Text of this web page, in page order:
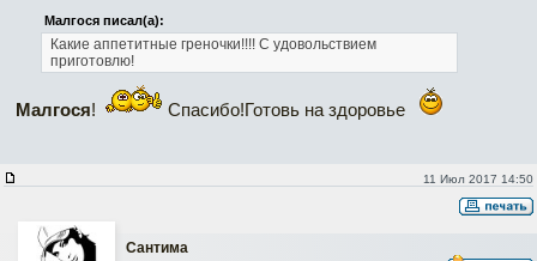
Малгося писал(а):
Какие аппетитные греночки!!!! С удовольствием
приготовлю!
Малгося! Спасибо!Готовь на здоровье
11 Июл 2017 14:50
Сантима